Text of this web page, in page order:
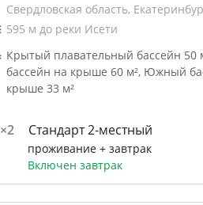
Свердловская область,
595 м до реки Исети
Крытый плавательный бассейн 50
бассейн на крыше 60 м², Южный
крыше 33 м²
×2 Стандарт 2-местный
проживание + завтрак
Включен завтрак